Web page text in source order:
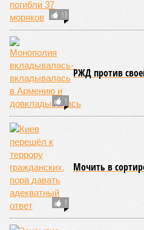
посольства, а возможно, и
излишним. Значит, надо
тыловой поддержки под
Это уже не побудка, это –
А вот за трагедию Геленджика
справедливо полагает
отомстить. Максимально
жестоко. Но умно. Надо
западников, до которых
на все обязательства,
мстим за наших детей. В
не способен отставить в
гешефты ради отмщения за
задача: вой должен стоять не
Киеве, сколько в Лондоне,
Стамбуле. И кое-где ещё, где
планы».